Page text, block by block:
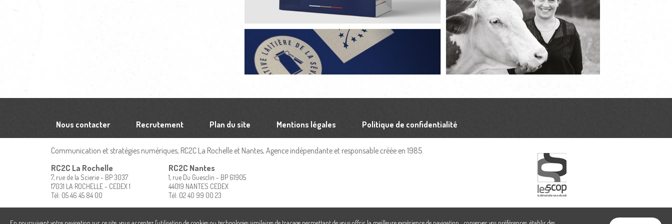
Nous contacter Recrutement Plan du site Mentions légales Politique de confidentialité
Communication et stratégies numériques, RC2C La Rochelle et Nantes, Agence indépendante et responsable créée en 1985.
RC2C La Rochelle
7, rue de la Scierie - BP 3037
17031 LA ROCHELLE - CEDEX 1
Tél: 05 46 45 84 00
RC2C Nantes
1, rue Du Guesclin - BP 61905
44019 NANTES CEDEX
Tél: 02 40 99 00 23